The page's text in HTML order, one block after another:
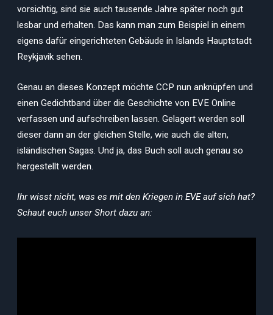
vorsichtig, sind sie auch tausende Jahre später noch gut
lesbar und erhalten. Das kann man zum Beispiel in einem
eigens dafür eingerichteten Gebäude in Islands Hauptstadt
Reykjavik sehen.
Genau an dieses Konzept möchte CCP nun anknüpfen und
einen Gedichtband über die Geschichte von EVE Online
verfassen und aufschreiben lassen. Gelagert werden soll
dieser dann an der gleichen Stelle, wie auch die alten,
isländischen Sagas. Und ja, das Buch soll auch genau so
hergestellt werden.
Ihr wisst nicht, was es mit den Kriegen in EVE auf sich hat?
Schaut euch unser Short dazu an: